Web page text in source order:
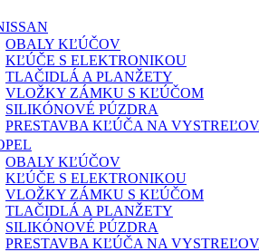
OBALY KĽÚČOV
KĽÚČE S ELEKTRONIKOU
TLAČIDLÁ A PLANŽETY
VLOŽKY ZÁMKU S KĽÚČOM
SILIKÓNOVÉ PÚZDRA
PRESTAVBA KĽÚČA NA
OBALY KĽÚČOV
KĽÚČE S ELEKTRONIKOU
VLOŽKY ZÁMKU S KĽÚČOM
TLAČIDLÁ A PLANŽETY
SILIKÓNOVÉ PÚZDRA
PRESTAVBA KĽÚČA NA